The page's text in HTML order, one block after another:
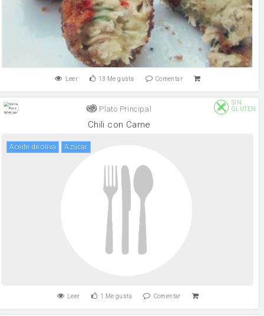
Leer 13 Me gusta Comentar
Plato Principal
SIN
GLUTEN
Chili con Carne
aceite de oliva Azúcar
Leer 1 Me gusta Comentar